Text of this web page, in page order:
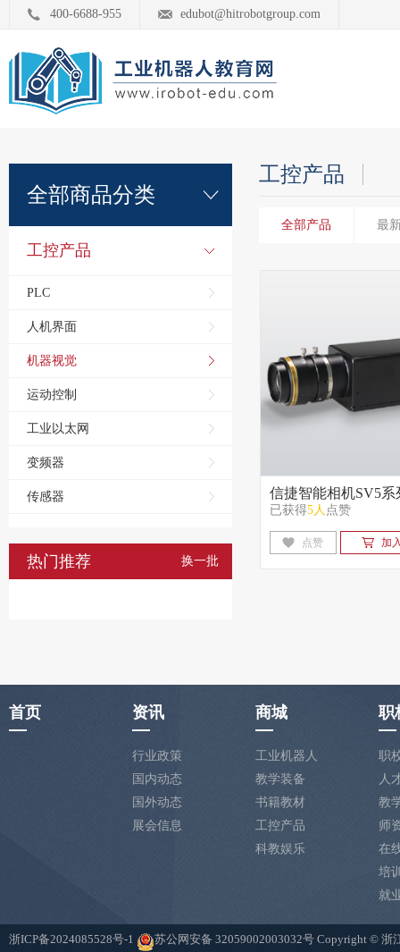
400-6688-955 edubot@hitrobotgroup.com
全部商品分类
工控产品
PLC
人机界面
机器视觉
运动控制
工业以太网
变频器
传感器
热门推荐 换一批
工控产品
全部产品 最
信捷智能相机SV5系
已获得5人 点赞
点赞 加
首页 资讯
行业政策
国内动态
国外动态
展会信息
商城
工业机器人
教学装备
书籍教材
工控产品
科教娱乐
职
职
人
教
师
在
培
就
浙ICP备2024085528号-1 苏公网安备 32059002003032号 Copyright ©